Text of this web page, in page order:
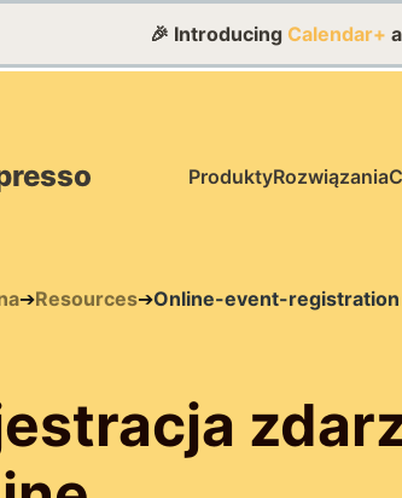
🎉 Introducing Calendar+
ProduktyRozwiązania
➔Resources➔Online-event-registration